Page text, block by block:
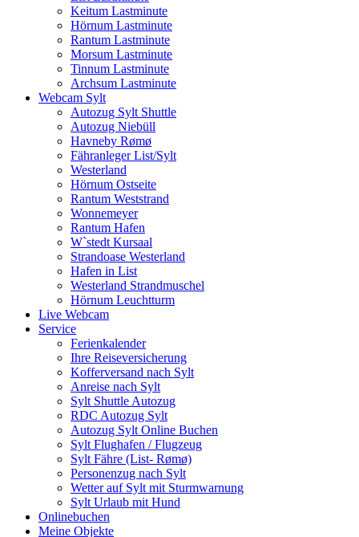
Keitum Lastminute
Hörnum Lastminute
Rantum Lastminute
Morsum Lastminute
Tinnum Lastminute
Archsum Lastminute
Webcam Sylt
Autozug Sylt Shuttle
Autozug Niebüll
Havneby Rømø
Fähranleger List/Sylt
Westerland
Hörnum Ostseite
Rantum Weststrand
Wonnemeyer
Rantum Hafen
W`stedt Kursaal
Strandoase Westerland
Hafen in List
Westerland Strandmuschel
Hörnum Leuchtturm
Live Webcam
Service
Ferienkalender
Ihre Reiseversicherung
Kofferversand nach Sylt
Anreise nach Sylt
Sylt Shuttle Autozug
RDC Autozug Sylt
Autozug Sylt Online Buchen
Sylt Flughafen / Flugzeug
Sylt Fähre (List- Rømø)
Personenzug nach Sylt
Wetter auf Sylt mit Sturmwarnung
Sylt Urlaub mit Hund
Onlinebuchen
Meine Objekte